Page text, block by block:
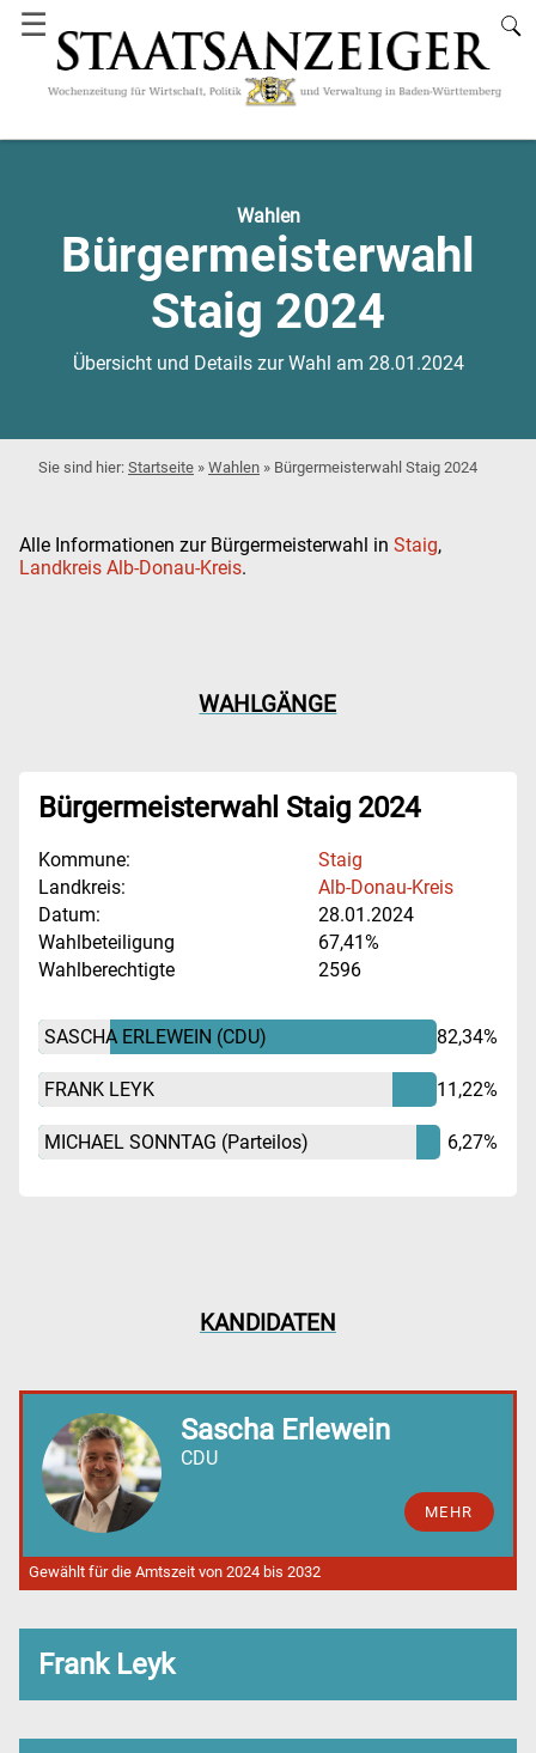
☰
Wahlen
Bürgermeisterwahl
Staig 2024
Übersicht und Details zur Wahl am 28.01.2024
Startseite » Wahlen » Bürgermeisterwahl Staig 2024
Alle Informationen zur Bürgermeisterwahl in Staig,
Landkreis Alb-Donau-Kreis.
WAHLGÄNGE
Bürgermeisterwahl Staig 2024
Kommune:
Staig
Landkreis:
Alb-Donau-Kreis
Datum:
28.01.2024
Wahlbeteiligung
67,41%
Wahlberechtigte
2596
SASCHA ERLEWEIN (CDU) 82,34%
FRANK LEYK 11,22%
MICHAEL SONNTAG (Parteilos) 6,27%
KANDIDATEN
Sascha Erlewein
CDU
MEHR
Gewählt für die Amtszeit von 2024 bis 2032
Frank Leyk